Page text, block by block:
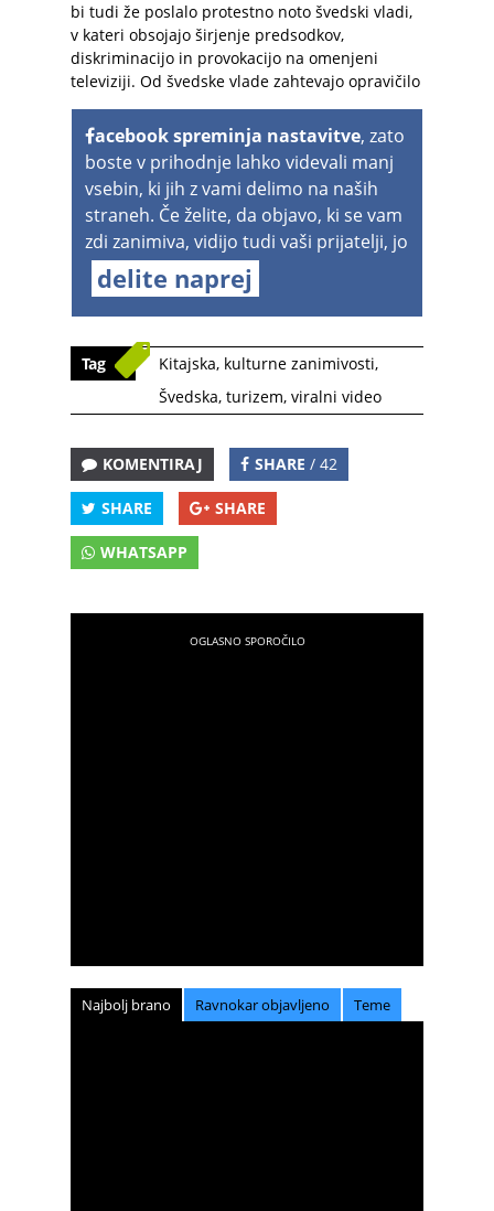
bi tudi že poslalo protestno noto švedski vladi,
v kateri obsojajo širjenje predsodkov,
diskriminacijo in provokacijo na omenjeni
televiziji. Od švedske vlade zahtevajo opravičilo
acebook spreminja nastavitve, zato
boste v prihodnje lahko videvali manj
vsebin, ki jih z vami delimo na naših
straneh. Če želite, da objavo, ki se vam
zdi zanimiva, vidijo tudi vaši prijatelji, jo
delite naprej
Tag Kitajska, kulturne zanimivosti,
Švedska, turizem, viralni video
KOMENTIRAJ SHARE / 42
SHARE SHARE
WHATSAPP
Najbolj brano Ravnokar objavljeno Teme